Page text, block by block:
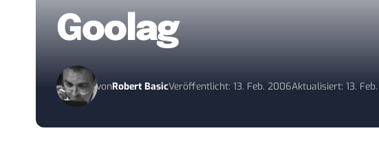
Goolag
vonRobert BasicVeröffentlicht: 13. Feb. 2006Aktualisiert: 13.